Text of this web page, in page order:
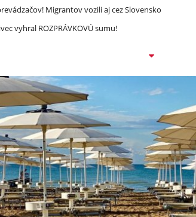
Migrantov vozili aj cez Slovensko
vyhral ROZPRÁVKOVÚ sumu!